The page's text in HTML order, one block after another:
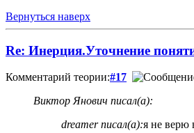
Вернуться наверх
Re: Инерция.Уточнение
Комментарий теории:#17
Виктор Янович писал(а):
dreamer писал(а):я не верю